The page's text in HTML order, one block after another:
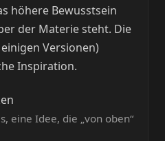
höhere Bewusstsein
der Materie steht. Die
Versionen)
Inspiration.
eine Idee, die „von oben“